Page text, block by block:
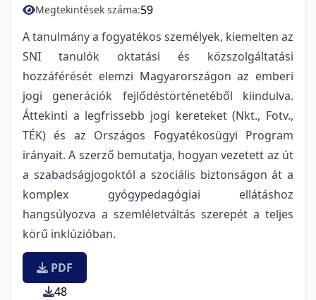
Megtekintések száma:59
A tanulmány a fogyatékos személyek, kiemelten az
SNI tanulók oktatási és közszolgáltatási
hozzáférését elemzi Magyarországon az emberi
jogi generációk fejlődéstörténetéből kiindulva.
Áttekinti a legfrissebb jogi kereteket (Nkt., Fotv.,
TÉK) és az Országos Fogyatékosügyi Program
irányait. A szerző bemutatja, hogyan vezetett az út
a szabadságjogoktól a szociális biztonságon át a
komplex gyógypedagógiai ellátáshoz
hangsúlyozva a szemléletváltás szerepét a teljes
körű inklúzióban.
PDF
48